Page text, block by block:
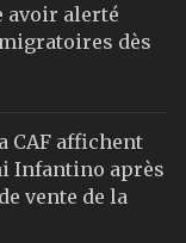
avoir alerté
dès
CAF affichent
Infantino après
vente de la